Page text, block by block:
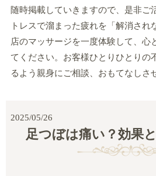
随時掲載していきますので、是非ご
トレスで溜まった疲れを「解消され
店のマッサージを一度体験して、心
てください。お客様ひとりひとりの
るよう親身にご相談、おもてなしさ
2025/05/26
足つぼは痛い？効果